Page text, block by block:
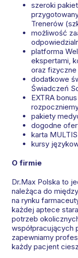
szeroki
Trenerów
możliwość
platforma
ekspertami,
oraz fizyczne​
dodatkowe
Świadczeń
EXTRA
pakiety
dogodne
karta
kursy
O firmie
Dr.Max Polska to
należąca do
na rynku
każdej aptece
potrzeb
współpracujących
zapewniamy
każdy pacjent